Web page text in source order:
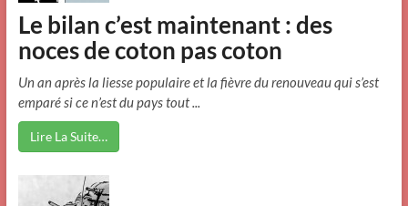
Le bilan c’est maintenant : des
noces de coton pas coton
Un an après la liesse populaire et la fièvre du renouveau qui s’est
emparé si ce n’est du pays tout ...
Lire La Suite…